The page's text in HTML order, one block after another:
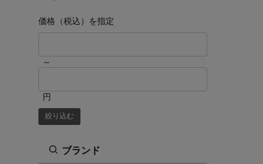
価格（税込）を指定
～
円
絞り込む
ブランド